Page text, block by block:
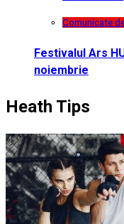
Comunicate
Festivalul Ars
noiembrie
Heath Tips